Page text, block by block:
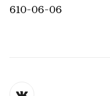
610-06-06